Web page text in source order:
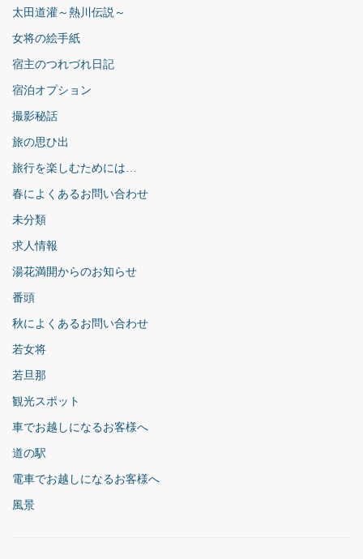
太田道灌～熱川伝説～
女将の絵手紙
宿主のつれづれ日記
宿泊オプション
撮影秘話
旅の思ひ出
旅行を楽しむためには…
春によくあるお問い合わせ
未分類
求人情報
湯花満開からのお知らせ
番頭
秋によくあるお問い合わせ
若女将
若旦那
観光スポット
車でお越しになるお客様へ
道の駅
電車でお越しになるお客様へ
風景